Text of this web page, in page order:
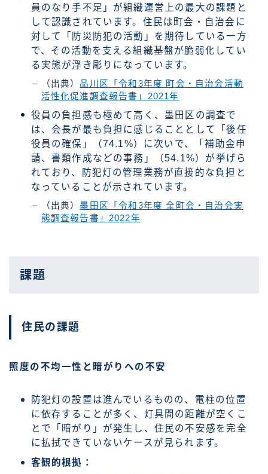
員のなり手不足」が組織運営上の最大の課題と
して認識されています。住民は町会・自治会に
対して「防災防犯の活動」を期待している一方
で、その活動を支える組織基盤が脆弱化してい
る実態が浮き彫りになっています。
（出典） 品川区「令和3年度 町会・自治会活動
活性化促進調査報告書」2021年
役員の負担感も極めて高く、墨田区の調査で
は、会長が最も負担に感じることとして「後任
役員の確保」（74.1%）に次いで、「補助金申
請、書類作成などの事務」（54.1%）が挙げら
れており、防犯灯の管理業務が直接的な負担と
なっていることが示されています。
（出典） 墨田区「令和3年度 全町会・自治会実
態調査報告書」2022年
課題
住民の課題
照度の不均一性と暗がりへの不安
防犯灯の設置は進んでいるものの、電柱の位置
に依存することが多く、灯具間の距離が空くこ
とで「暗がり」が発生し、住民の不安感を完全
に払拭できていないケースが見られます。
客観的根拠：